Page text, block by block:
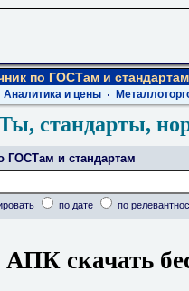
по ГОСТам и стандартам
Аналитика и цены
стандарты,
ГОСТам и стандартам
по дате по
скачать